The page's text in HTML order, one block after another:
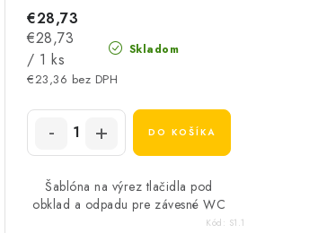
Skladom
€23,36 bez DPH
€28,73
Jednotková
cena:
€28,73
/ 1 ks
DO KOŠÍKA
Šablóna na výrez tlačidla pod
obklad a odpadu pre závesné WC
Kód: S1.1